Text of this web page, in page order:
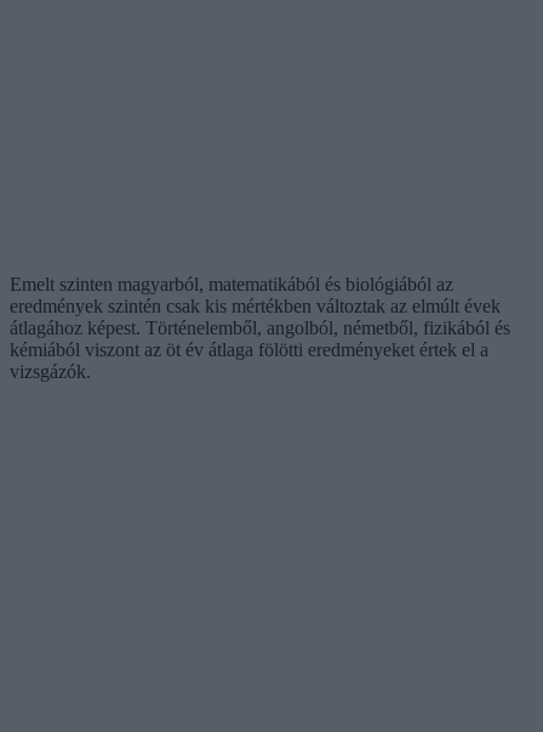
Emelt szinten magyarból, matematikából és biológiából az
eredmények szintén csak kis mértékben változtak az elmúlt évek
átlagához képest. Történelemből, angolból, németből, fizikából és
kémiából viszont az öt év átlaga fölötti eredményeket értek el a
vizsgázók.